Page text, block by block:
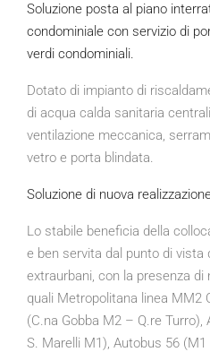
Soluzione posta al piano
condominiale con servizio di
verdi condominiali.
Dotato di impianto di
di acqua calda sanitaria
ventilazione meccanica,
vetro e porta blindata.
Soluzione di nuova
Lo stabile beneficia della
e ben servita dal punto di vista
extraurbani, con la presenza di
quali Metropolitana linea MM2
(C.na Gobba M2 – Q.re
S. Marelli M1), Autobus 56